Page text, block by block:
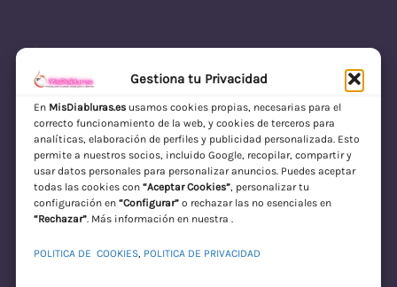
Gestiona tu Privacidad
En MisDiabluras.esusamos cookies propias, necesarias para el
correcto funcionamiento de la web, y cookies de terceros para
analíticas, elaboración de perfiles y publicidad personalizada. Esto
permite a nuestros socios, incluido Google, recopilar, compartir y
usar datos personales para personalizar anuncios. Puedes aceptar
todas las cookies con “Aceptar Cookies”, personalizar tu
configuración en “Configurar”o rechazar las no esenciales en
“Rechazar”. Más información en nuestra .
POLITICA DE COOKIES, POLITICA DE PRIVACIDAD
MisDiabluras | Sexshop Online con Envío
Discreto en España
Acceder